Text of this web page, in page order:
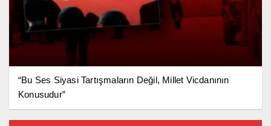
“Bu Ses Siyasi Tartışmaların Değil, Millet Vicdanının
Konusudur”